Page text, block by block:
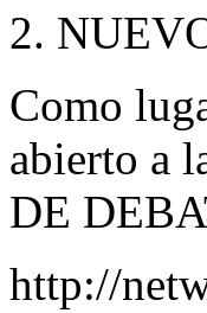
2.
Como
abierto a
DE
http://